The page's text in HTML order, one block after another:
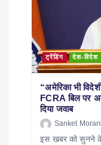
ट्रेंडिंग देश-विदेश
“अमेरिका भी
FCRA बिल पर
दिया जवाब
Sanket
इस खबर को सुनने के